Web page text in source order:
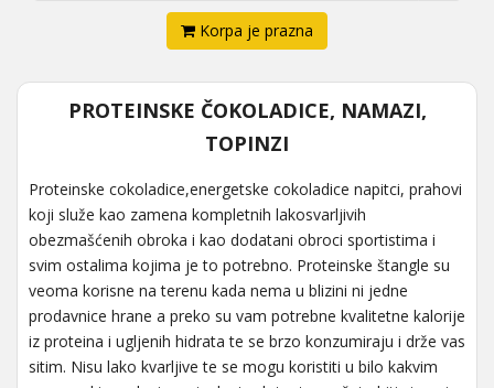
Korpa je prazna
PROTEINSKE ČOKOLADICE, NAMAZI,
TOPINZI
Proteinske cokoladice,energetske cokoladice napitci, prahovi
koji služe kao zamena kompletnih lakosvarljivih
obezmašćenih obroka i kao dodatani obroci sportistima i
svim ostalima kojima je to potrebno. Proteinske štangle su
veoma korisne na terenu kada nema u blizini ni jedne
prodavnice hrane a preko su vam potrebne kvalitetne kalorije
iz proteina i ugljenih hidrata te se brzo konzumiraju i drže vas
sitim. Nisu lako kvarljive te se mogu koristiti u bilo kakvim